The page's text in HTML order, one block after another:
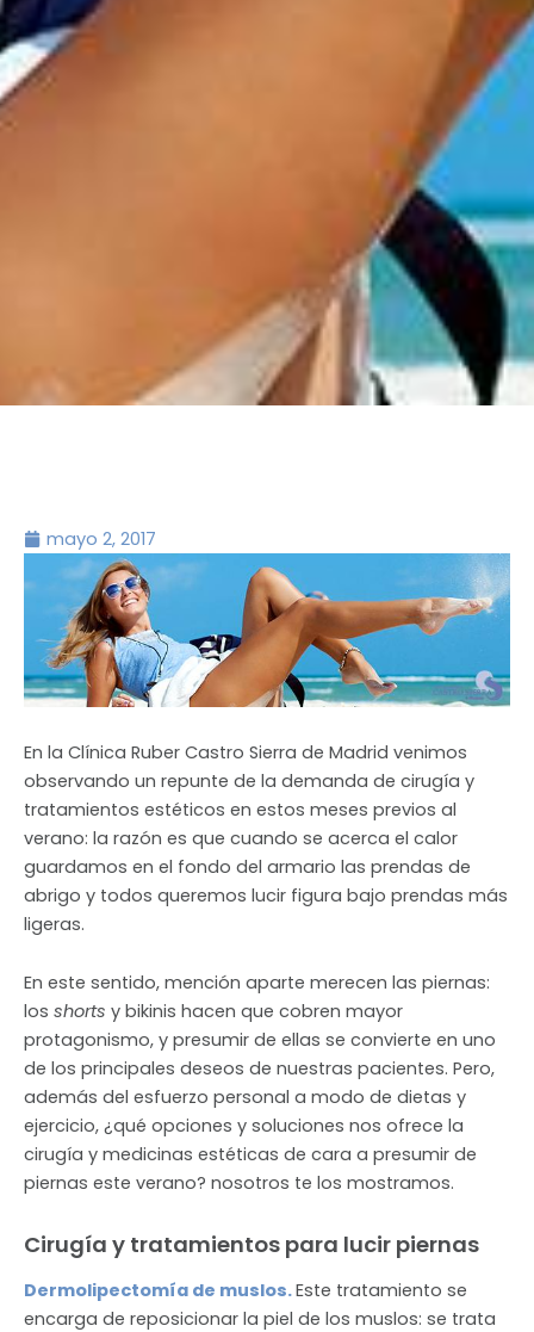
mayo 2, 2017
En la Clínica Ruber Castro Sierra de Madrid venimos
observando un repunte de la demanda de cirugía y
tratamientos estéticos en estos meses previos al
verano: la razón es que cuando se acerca el calor
guardamos en el fondo del armario las prendas de
abrigo y todos queremos lucir figura bajo prendas más
ligeras.
En este sentido, mención aparte merecen las piernas:
los shorts y bikinis hacen que cobren mayor
protagonismo, y presumir de ellas se convierte en uno
de los principales deseos de nuestras pacientes. Pero,
además del esfuerzo personal a modo de dietas y
ejercicio, ¿qué opciones y soluciones nos ofrece la
cirugía y medicinas estéticas de cara a presumir de
piernas este verano? nosotros te los mostramos.
Cirugía y tratamientos para lucir piernas
Dermolipectomía de muslos.Este tratamiento se
encarga de reposicionar la piel de los muslos: se trata